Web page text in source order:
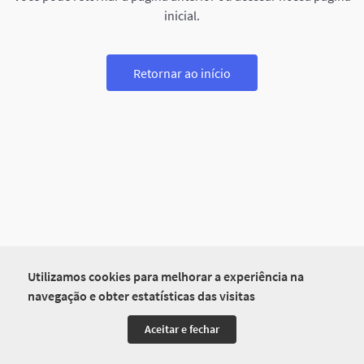
Utilizamos cookies para melhorar a experiência na
navegação e obter estatísticas das visitas
Aceitar e fechar
inicial.
Retornar ao início